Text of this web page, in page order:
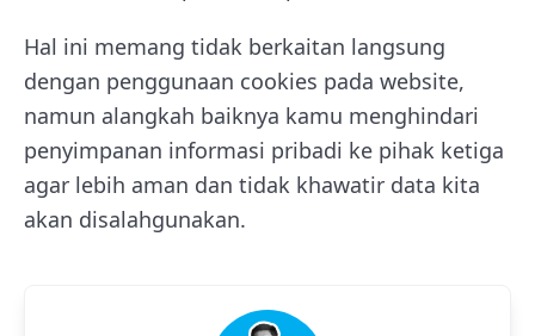
Hal ini memang tidak berkaitan langsung
dengan penggunaan cookies pada website,
namun alangkah baiknya kamu menghindari
penyimpanan informasi pribadi ke pihak ketiga
agar lebih aman dan tidak khawatir data kita
akan disalahgunakan.